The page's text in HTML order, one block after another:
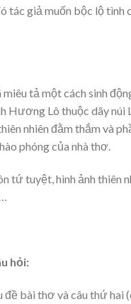
tác giả muốn bộc lộ tình
tả một cách sinh
Hương Lô thuộc dãy núi
nhiên đằm thắm và
phóng của nhà thơ.
tứ tuyệt, hình ảnh thiên
hỏi:
đề bài thơ và câu thứ hai